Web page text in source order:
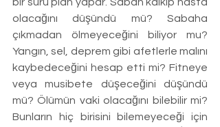
olacağını düşündü mü? Sabaha
çıkmadan ölmeyeceğini biliyor mu?
Yangın, sel, deprem gibi afetlerle malını
kaybedeceğini hesap etti mi? Fitneye
veya musibete düşeceğini düşündü
mü? Ölümün vaki olacağını bilebilir mi?
Bunların hiç birisini bilemeyeceği için